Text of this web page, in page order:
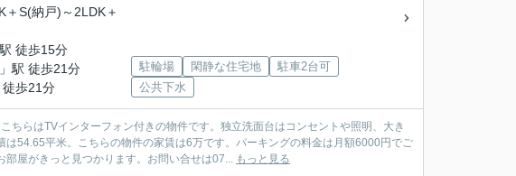
S(納戸)～2LDK＋
駅 徒歩15分
」駅 徒歩21分
徒歩21分
駐輪場 閑静な住宅地
駐車2台可
公共下水
ちらはTVインターフォン付きの物件です。独立洗面台はコンセントや照明、大き
54.65平米。こちらの物件の家賃は6万です。パーキングの料金は月額6000円でご
屋がきっと見つかります。お問い合せは07... もっと見る